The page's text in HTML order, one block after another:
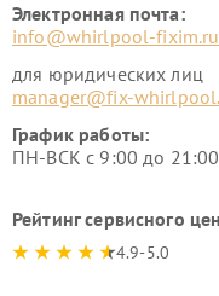
Электронная почта:
info@whirlpool-fixim.ru
для юридических лиц
manager@fix-
График работы:
ПН-ВСК с 9:00 до
Рейтинг сервисного
4.9-5.0